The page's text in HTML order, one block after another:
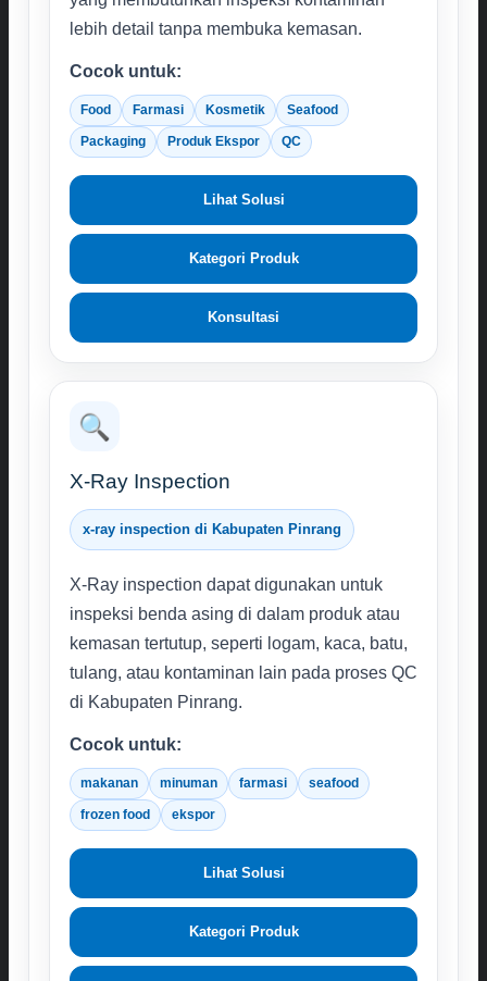
lebih detail tanpa membuka kemasan.
Cocok untuk:
Food Farmasi Kosmetik Seafood
Packaging Produk Ekspor QC
Lihat Solusi
Kategori Produk
Konsultasi
🔍
X-Ray Inspection
x-ray inspection di Kabupaten Pinrang
X-Ray inspection dapat digunakan untuk
inspeksi benda asing di dalam produk atau
kemasan tertutup, seperti logam, kaca, batu,
tulang, atau kontaminan lain pada proses QC
di Kabupaten Pinrang.
Cocok untuk:
makanan minuman farmasi seafood
frozen food ekspor
Lihat Solusi
Kategori Produk